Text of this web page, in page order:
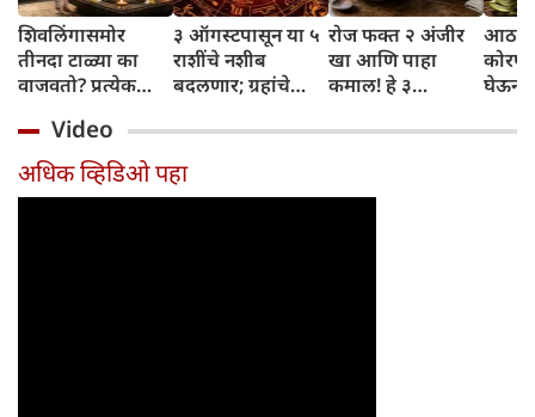
शिवलिंगासमोर
तीनदा टाळ्या का
वाजवतो? प्रत्येक
जाणून घ्या
३ ऑगस्टपासून या ५
राशींचे नशीब
बदलणार; ग्रहांचे
संपतील आणि शुभ
दिवसांची सुरुवात
होईल
रोज फक्त २ अंजीर
खा आणि पाहा
कमाल! हे ३
तुम्हाला ठाऊक
घेऊन
Video
अधिक व्हिडिओ पहा